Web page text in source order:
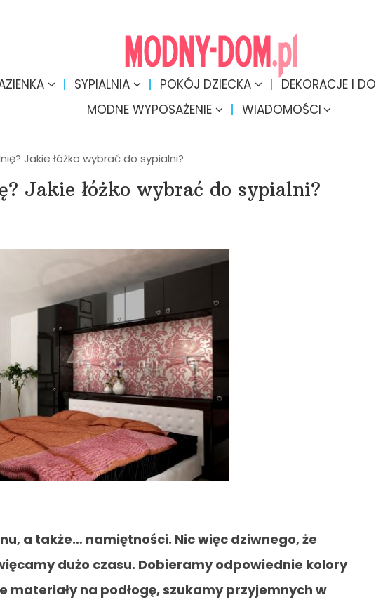
SYPIALNIA POKÓJ DZIECKA DEKORACJE I
MODNE WYPOSAŻENIE
WIADOMOŚCI
Jakie łóżko wybrać do sypialni?
Jakie łóżko wybrać do sypialni?
a także… namiętności. Nic więc dziwnego, że
dużo czasu. Dobieramy odpowiednie kolory
materiały na podłogę, szukamy przyjemnych w